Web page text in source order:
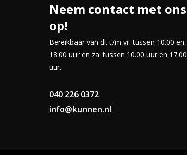
Neem contact met ons
op!
Bereikbaar van di. t/m vr. tussen 10.00 en
18.00 uur en za. tussen 10.00 uur en 17.00
uur.
040 226 0372
info@kunnen.nl